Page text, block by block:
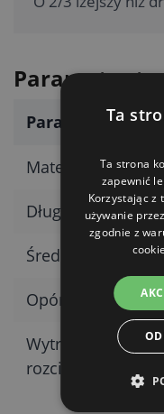
Parametry
Parametr
Materiał
Długość
Średnica
Opór
Wytrzymałość na
rozciąganie
Ta
Ta strona
zapewnić
Korzystając z
używanie
zgodnie z